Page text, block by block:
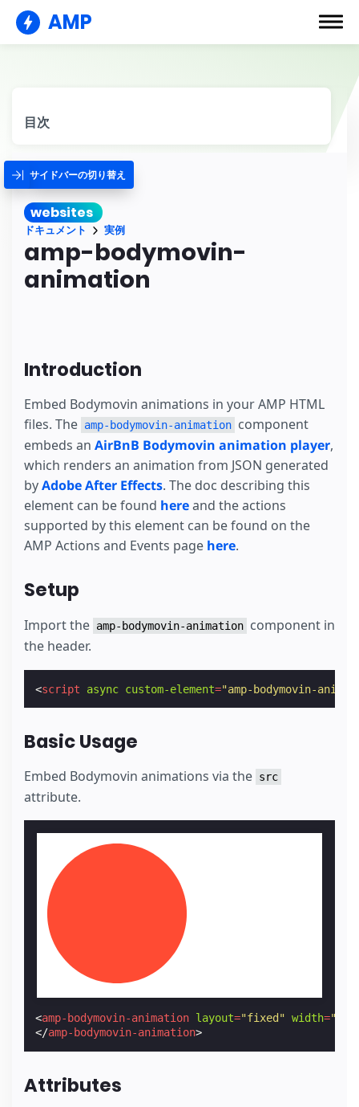
AMP
目次
サイドバーの切り替え
websites
ドキュメント 実例
amp-bodymovin-
animation
Introduction
Embed Bodymovin animations in your AMP HTML
files. The amp-bodymovin-animation component
embeds an AirBnB Bodymovin animation player,
which renders an animation from JSON generated
byAdobe After Effects. The doc describing this
element can be found hereand the actions
supported by this element can be found on the
AMP Actions and Events page here.
Setup
Import the amp-bodymovin-animation component in
the header.
<script async custom-element="amp-bodymovin-
Basic Usage
Embed Bodymovin animations via the src
attribute.
<amp-bodymovin-animation layout="fixed" width=
</amp-bodymovin-animation>
Attributes